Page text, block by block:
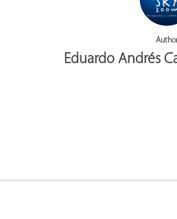
Eduardo Andrés